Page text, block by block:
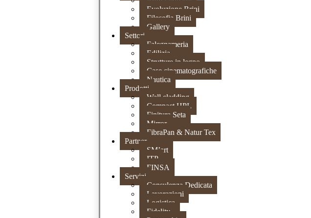
Evoluzione Brini
Filosofia Brini
Gallery
Settori
Falegnameria
Edilizia
Strutture in legno
Case cinematografiche
Nautica
Prodotti
Wall cladding
Compact HPL
Finitura Seta
Mirror
FibraPan & Natur Tex
Partner
SM’art
ITP
FINSA
Servizi
Consulenza Dedicata
Lavorazioni
Logistica
Fidelity